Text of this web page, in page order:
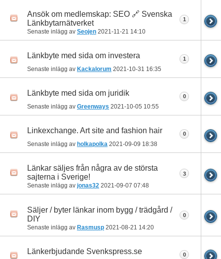
Ansök om medlemskap: SEO 🔗 Svenska
Länkbytarnätverket
Senaste inlägg av Seojen 2021-11-21 14:10
1
Länkbyte med sida om investera
Senaste inlägg av Kackalorum 2021-10-31 16:35
1
Länkbyte med sida om juridik
Senaste inlägg av Greenways 2021-10-05 10:55
0
Linkexchange. Art site and fashion hair
Senaste inlägg av holkapolka 2021-09-09 18:38
0
Länkar säljes från några av de största
sajterna i Sverige!
Senaste inlägg av jonas32 2021-09-07 07:48
3
Säljer / byter länkar inom bygg / trädgård /
DIY
Senaste inlägg av Rasmusp 2021-08-21 14:20
0
Länkerbjudande Svenkspress.se 0